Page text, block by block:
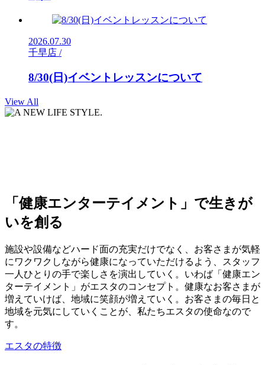
2026.07.30
千早店 /
8/30(日)イベントレッスンについて
View All
「健康エンターテイメント」で生きが
いを創る
施設や設備などハード面の充実だけでなく、お客さまが気軽
にワクワクしながら健康になっていただけるよう、スタッフ
一人ひとりの手で楽しさを演出していく。いわば「健康エン
ターテイメント」がエスタのコンセプト。健康なお客さまが
増えていけば、地域に笑顔が増えていく。お客さまの毎日と
地域を元気にしていくことが、私たちエスタの使命なので
す。
エスタの特徴